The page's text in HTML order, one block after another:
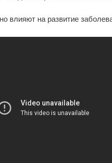
влияют на развитие